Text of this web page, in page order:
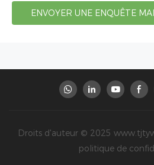
ENVOYER UNE ENQUÊTE
Droits d'auteur © 2025
politique de